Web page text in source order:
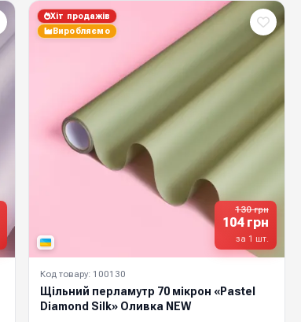
130 грн
104 грн
за 1 шт.
Хіт продажів
Виробляємо
Код товару: 100130
Щільний перламутр 70 мікрон «Pastel
Diamond Silk» Оливка NEW